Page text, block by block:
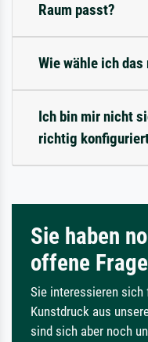
Raum passt?
Wie wähle ich
Ich bin mir nicht
richtig
Sie haben
offene
Sie interessieren sich
Kunstdruck aus
sind sich aber noch